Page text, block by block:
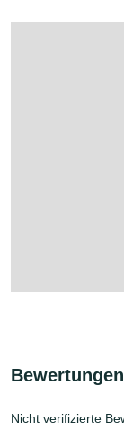
Bewertungen
Nicht verifizierte